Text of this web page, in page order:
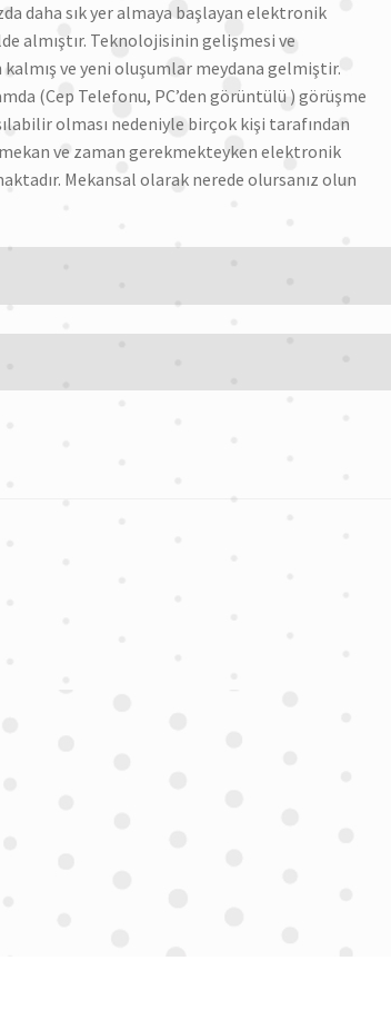
daha sık yer almaya başlayan elektronik
almıştır. Teknolojisinin gelişmesi ve
ve yeni oluşumlar meydana gelmiştir.
(Cep Telefonu, PC’den görüntülü ) görüşme
olması nedeniyle birçok kişi tarafından
ve zaman gerekmekteyken elektronik
Mekansal olarak nerede olursanız olun